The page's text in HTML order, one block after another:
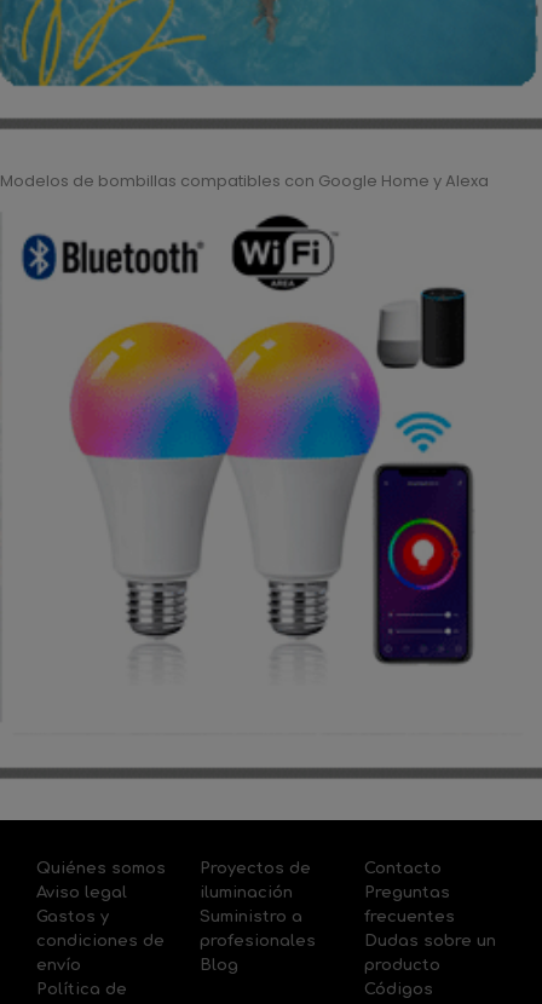
Modelos de bombillas compatibles con Google Home y Alexa
Quiénes somos
Aviso legal
Gastos y
condiciones de
envío
Política de
Proyectos de
iluminación
Suministro a
profesionales
Blog
Contacto
Preguntas
frecuentes
Dudas sobre un
producto
Códigos